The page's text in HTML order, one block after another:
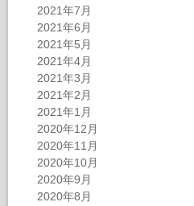
2021年7月
2021年6月
2021年5月
2021年4月
2021年3月
2021年2月
2021年1月
2020年12月
2020年11月
2020年10月
2020年9月
2020年8月